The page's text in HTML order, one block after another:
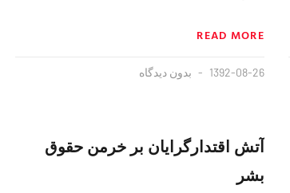
READ MORE
1392-08-26 بدون دیدگاه
آتش اقتدارگرایان بر خرمن حقوق
بشر